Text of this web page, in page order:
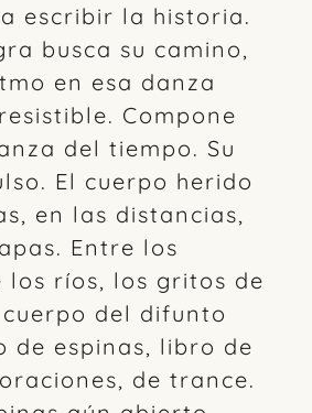
escribir la historia.
busca su camino,
en esa danza
Compone
del tiempo. Su
El cuerpo herido
en las distancias,
Entre los
los ríos, los gritos de
del difunto
de espinas, libro de
de trance.